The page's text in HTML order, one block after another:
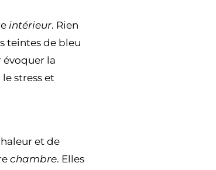
intérieur. Rien
teintes de bleu
la
stress et
et de
chambre. Elles